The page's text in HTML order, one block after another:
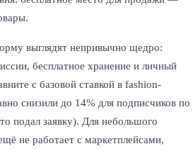
выглядят непривычно щедро:
бесплатное хранение и личный
с базовой ставкой в fashion-
снизили до 14% для подписчиков по
подал заявку). Для небольшого
не работает с маркетплейсами,